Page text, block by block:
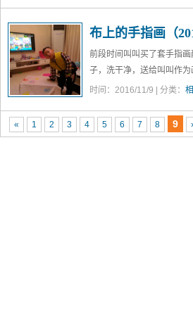
布上的手指画（
前段时间叫叫买了套手指
子，洗干净，送给叫叫作
案。完成后挂到书柜上，
时间：2016/11/9 | 分类：
« 1 2 3 4 5 6 7 8 9